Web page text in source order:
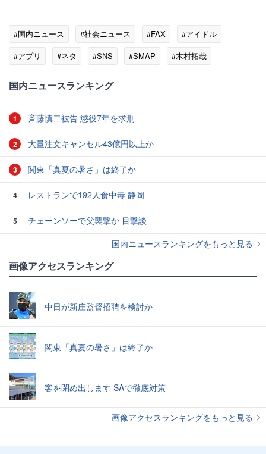
#国内ニュース #社会ニュース #FAX
#アイドル
#アプリ
#ネタ #SNS #SMAP
#木村拓哉
国内ニュースランキング
1 斉藤慎二被告 懲役7年を求刑
2 大量注文キャンセル43億円以上か
3 関東「真夏の暑さ」は終了か
4 レストランで192人食中毒 静岡
5
チェーンソーで父襲撃か 目撃談
国内ニュースランキングをもっと見る
画像アクセスランキング
中日が新庄監督招聘を検討か
関東「真夏の暑さ」は終了か
客を閉め出します SAで徹底対策
画像アクセスランキングをもっと見る